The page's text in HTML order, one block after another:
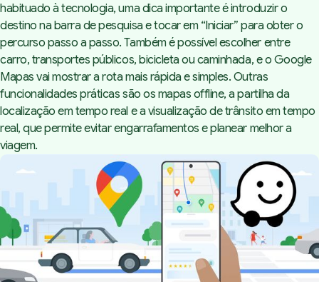
habituado à tecnologia, uma dica importante é introduzir o
destino na barra de pesquisa e tocar em “Iniciar” para obter o
percurso passo a passo. Também é possível escolher entre
carro, transportes públicos, bicicleta ou caminhada, e o Google
Mapas vai mostrar a rota mais rápida e simples. Outras
funcionalidades práticas são os mapas offline, a partilha da
localização em tempo real e a visualização de trânsito em tempo
real, que permite evitar engarrafamentos e planear melhor a
viagem.